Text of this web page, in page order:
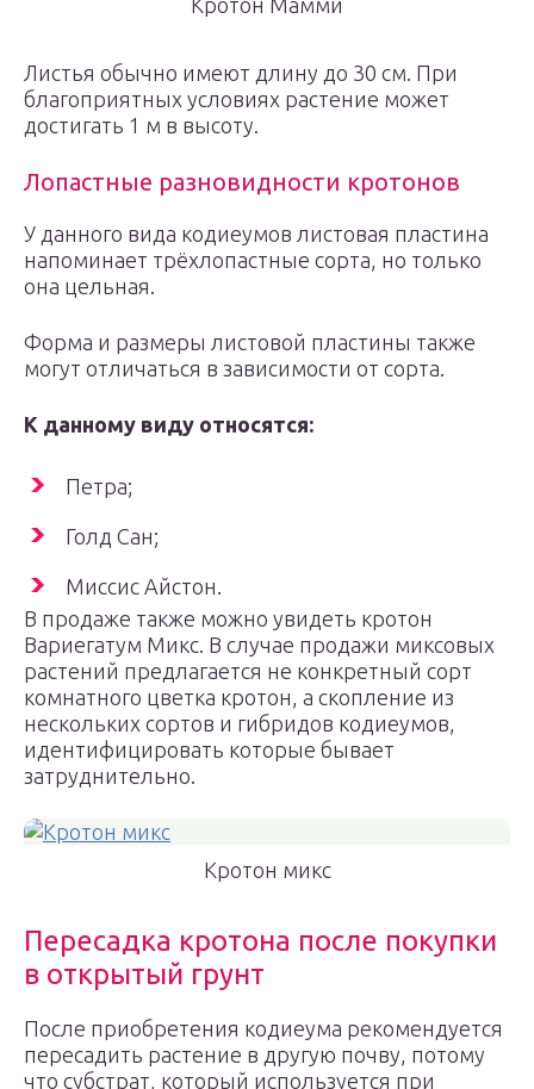
Кротон Мамми
Листья обычно имеют длину до 30 см. При
благоприятных условиях растение может
достигать 1 м в высоту.
Лопастные разновидности кротонов
У данного вида кодиеумов листовая пластина
напоминает трёхлопастные сорта, но только
она цельная.
Форма и размеры листовой пластины также
могут отличаться в зависимости от сорта.
К данному виду относятся:
Петра;
Голд Сан;
Миссис Айстон.
В продаже также можно увидеть кротон
Вариегатум Микс. В случае продажи миксовых
растений предлагается не конкретный сорт
комнатного цветка кротон, а скопление из
нескольких сортов и гибридов кодиеумов,
идентифицировать которые бывает
затруднительно.
Кротон микс
Пересадка кротона после покупки
в открытый грунт
После приобретения кодиеума рекомендуется
пересадить растение в другую почву, потому
что субстрат, который используется при